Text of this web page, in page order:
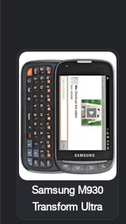
Samsung M930
Transform Ultra